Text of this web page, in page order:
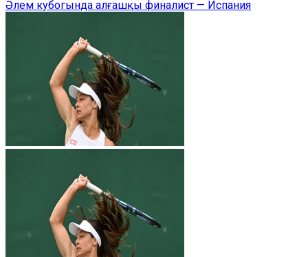
Әлем кубогында алғашқы финалист — Испания